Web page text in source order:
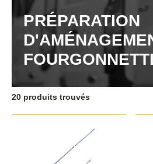
PRÉPARATION
20 produits trouvés